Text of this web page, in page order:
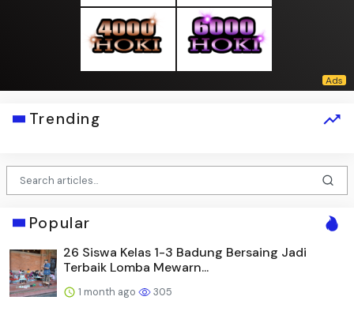
Trending
Popular
26 Siswa Kelas 1-3 Badung Bersaing Jadi
Terbaik Lomba Mewarn...
1 month ago 305